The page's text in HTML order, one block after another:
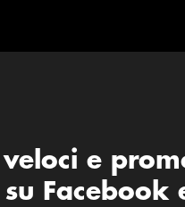
e
su Facebook